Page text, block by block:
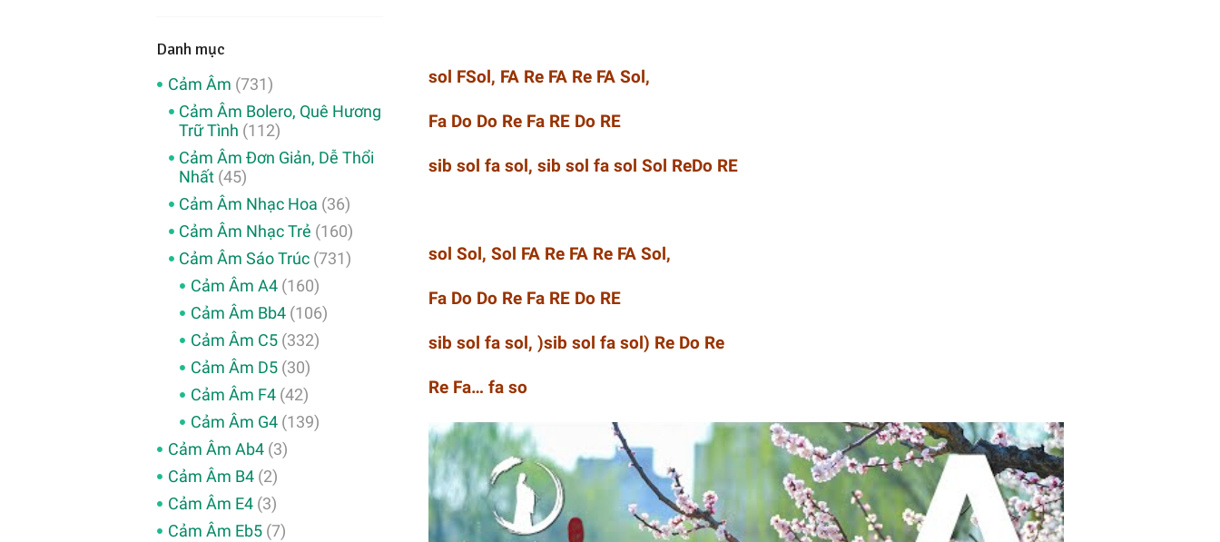
sol FSol, FA Re FA Re FA Sol,
Fa Do Do Re Fa RE Do RE
sib sol fa sol, sib sol fa sol Sol ReDo RE
sol Sol, Sol FA Re FA Re FA Sol,
Fa Do Do Re Fa RE Do RE
sib sol fa sol, )sib sol fa sol) Re Do Re
Re Fa… fa so
Danh mục
Cảm Âm (731)
Cảm Âm Bolero, Quê Hương
Trữ Tình (112)
Cảm Âm Đơn Giản, Dễ Thổi
Nhất (45)
Cảm Âm Nhạc Hoa (36)
Cảm Âm Nhạc Trẻ (160)
Cảm Âm Sáo Trúc (731)
Cảm Âm A4(160)
Cảm Âm Bb4(106)
Cảm Âm C5(332)
Cảm Âm D5(30)
Cảm Âm F4(42)
Cảm Âm G4(139)
Cảm Âm Ab4(3)
Cảm Âm B4(2)
Cảm Âm E4(3)
Cảm Âm Eb5(7)